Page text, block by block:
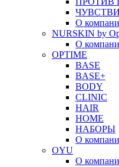
О
NURSKIN by
О
OPTIME
BASE
BASE+
BODY
CLINIC
HAIR
HOME
НАБОРЫ
О
OYU
О